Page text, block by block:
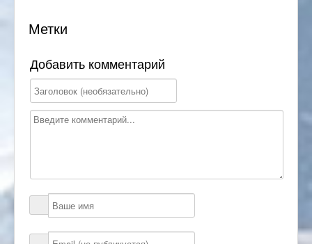
Метки
Добавить комментарий